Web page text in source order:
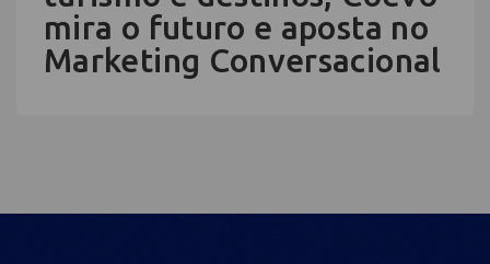
mira o futuro e aposta no
Marketing Conversacional